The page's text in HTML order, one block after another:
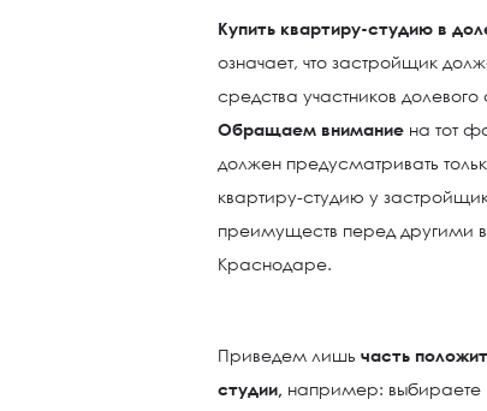
Купить квартиру-студию в
означает, что застройщик
средства участников
Обращаем внимание на тот
должен предусматривать
квартиру-студию у
преимуществ перед другими
Краснодаре.
Приведем лишьчасть
студии, например: